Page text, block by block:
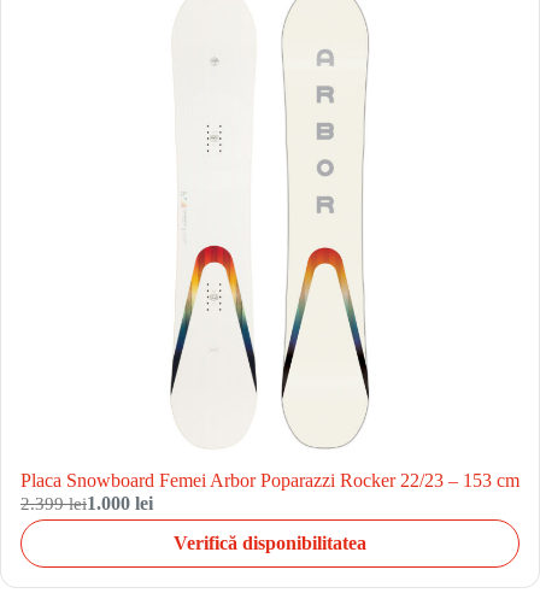
Placa Snowboard Femei Arbor Poparazzi Rocker 22/23 – 153 cm
2.399 lei1.000 lei
Verifică disponibilitatea